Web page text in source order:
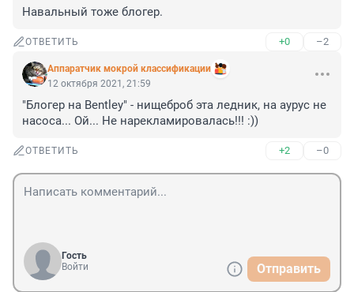
Навальный тоже блогер.
ОТВЕТИТЬ +0 –2
Аппаратчик мокрой классификации
12 октября 2021, 21:59
"Блогер на Bentley" - нищеброб эта ледник, на аурус не
насоса... Ой... Не нарекламировалась!!! :))
ОТВЕТИТЬ +2 –0
Гость
Войти
Отправить